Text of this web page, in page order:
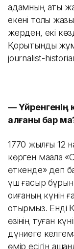
адамның аты
екені толық
жерден, екі
Қорытынды
journalist-
— Үйренгенің
қалғаны бар
1770 жылғы 12
көрген мақала
өткенде» деп
үш ғасыр бұрын
оқиғаның күнін
отырмыз. Енді
өзінің туған
дүниеге
өмір есігін